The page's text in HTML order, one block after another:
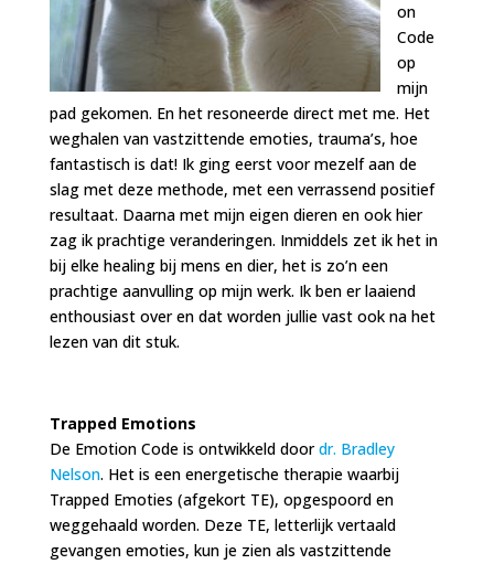
on
Code
op
mijn
pad gekomen. En het resoneerde direct met me. Het
weghalen van vastzittende emoties, trauma’s, hoe
fantastisch is dat! Ik ging eerst voor mezelf aan de
slag met deze methode, met een verrassend positief
resultaat. Daarna met mijn eigen dieren en ook hier
zag ik prachtige veranderingen. Inmiddels zet ik het in
bij elke healing bij mens en dier, het is zo’n een
prachtige aanvulling op mijn werk. Ik ben er laaiend
enthousiast over en dat worden jullie vast ook na het
lezen van dit stuk.
Trapped Emotions
De Emotion Code is ontwikkeld doordr. Bradley
Nelson. Het is een energetische therapie waarbij
Trapped Emoties (afgekort TE), opgespoord en
weggehaald worden. Deze TE, letterlijk vertaald
gevangen emoties, kun je zien als vastzittende